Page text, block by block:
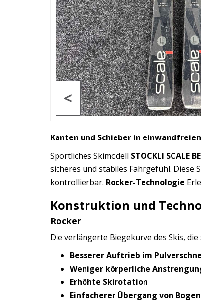
<
Kanten und Schieber in
Sportliches Skimodell STOCKLI SCALE
sicheres und stabiles Fahrgefühl. Diese
kontrollierbar. Rocker-Technologie
Konstruktion und
Rocker
Die verlängerte Biegekurve des Skis,
Besserer Auftrieb im
Weniger körperliche
Erhöhte Skirotation
Einfacherer Übergang von